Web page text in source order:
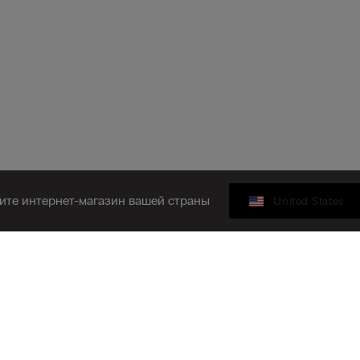
интернет-магазин вашей страны United States